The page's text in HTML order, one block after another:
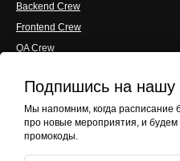
Подпишись на нашу
Мы напомним, когда расписание
про новые мероприятия, и будем
промокоды.
Backend Crew
Frontend Crew
QA Crew
Design Crew
HR Crew
Product Crew
Java Crew